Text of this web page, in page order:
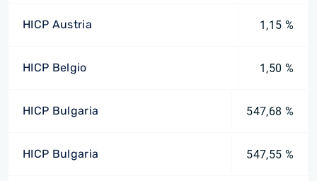
HICP Austria 1,15 %
HICP Belgio 1,50 %
HICP Bulgaria 547,68 %
HICP Bulgaria 547,55 %